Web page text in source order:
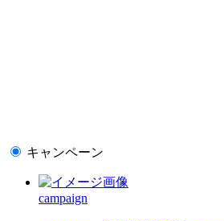
キャンペーン
campaign